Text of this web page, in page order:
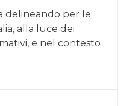
delineando per le
alla luce dei
e nel contesto